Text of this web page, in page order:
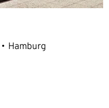
Hamburg